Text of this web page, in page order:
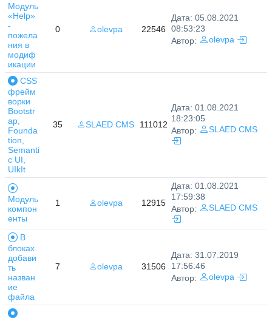
Модуль
«Help»
-
пожела
ния в
модиф
икации
0 olevpa 22546
Дата: 05.08.2021
08:53:23
Автор:
olevpa
CSS
фрейм
ворки
Bootstr
ap,
Founda
tion,
Semanti
c UI,
UIkIt
35 SLAED CMS 111012
Дата: 01.08.2021
18:23:05
Автор:
SLAED CMS
Модуль
компон
енты
1 olevpa 12915
Дата: 01.08.2021
17:59:38
Автор:
SLAED CMS
В
блоках
добави
ть
назван
ие
файла
7 olevpa 31506
Дата: 31.07.2019
17:56:46
Автор:
olevpa